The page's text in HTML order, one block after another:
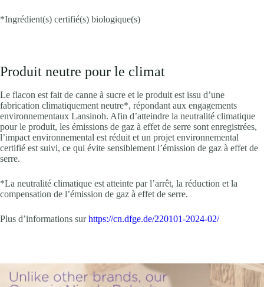
*Ingrédient(s) certifié(s) biologique(s)
Produit neutre pour le climat
Le flacon est fait de canne à sucre et le produit est issu d’une
fabrication climatiquement neutre*, répondant aux engagements
environnementaux Lansinoh. Afin d’atteindre la neutralité climatique
pour le produit, les émissions de gaz à effet de serre sont enregistrées,
l’impact environnemental est réduit et un projet environnemental
certifié est suivi, ce qui évite sensiblement l’émission de gaz à effet de
serre.
*La neutralité climatique est atteinte par l’arrêt, la réduction et la
compensation de l’émission de gaz à effet de serre.
Plus d’informations surhttps://cn.dfge.de/220101-2024-02/